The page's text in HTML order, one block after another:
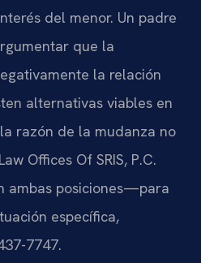
del menor. Un padre
que la
la relación
alternativas viables en
razón de la mudanza no
Offices Of SRIS, P.C.
ambas posiciones—para
específica,
7747.